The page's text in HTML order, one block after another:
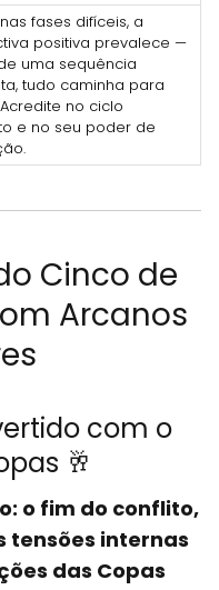
fases difíceis, a
positiva prevalece —
uma sequência
tudo caminha para
no ciclo
e no seu poder de
Cinco de
Arcanos
com o
🥂
o fim do conflito,
tensões internas
das Copas